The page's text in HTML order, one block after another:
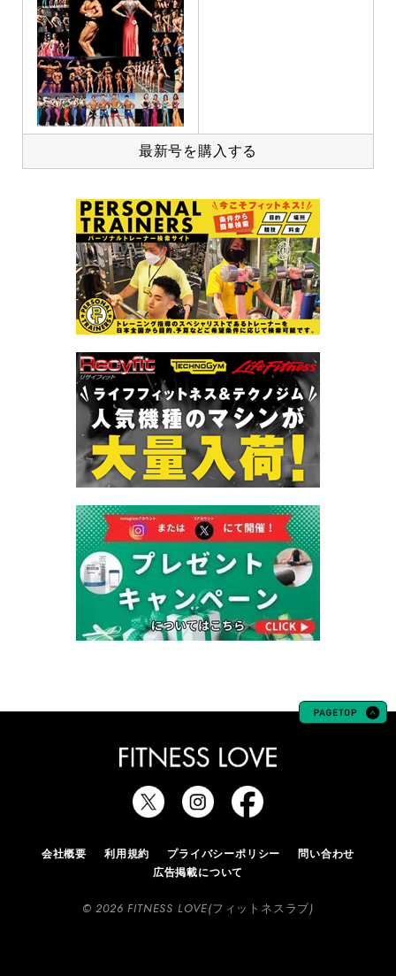
最新号を購入する
会社概要 利用規約 プライバシーポリシー
問い合わせ
広告掲載について
© 2026 FITNESS LOVE(フィットネスラブ)